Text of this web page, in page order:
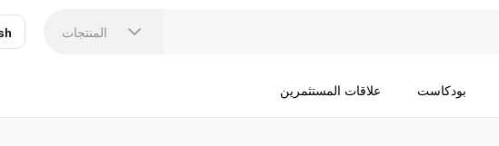
المنتجات
بودكاست علاقات المستثمرين